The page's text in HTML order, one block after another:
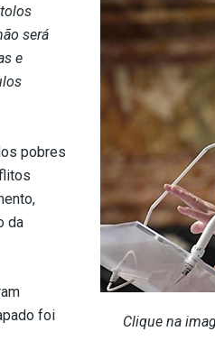
será
e
pobres
da
foi
Clique na